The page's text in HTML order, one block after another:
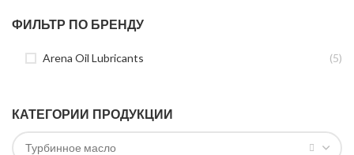
ФИЛЬТР ПО БРЕНДУ
Arena Oil Lubricants (5)
КАТЕГОРИИ ПРОДУКЦИИ
Турбинное масло